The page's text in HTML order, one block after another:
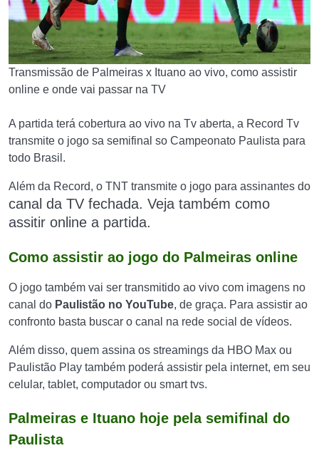
Transmissão de Palmeiras x Ituano ao vivo, como assistir
online e onde vai passar na TV
A partida terá cobertura ao vivo na Tv aberta, a Record Tv
transmite o jogo sa semifinal so Campeonato Paulista para
todo Brasil.
Além da Record, o TNT transmite o jogo para assinantes do
canal da TV fechada. Veja também como
assitir online a partida.
Como assistir ao jogo do Palmeiras online
O jogo também vai ser transmitido ao vivo com imagens no
canal do Paulistão no YouTube, de graça. Para assistir ao
confronto basta buscar o canal na rede social de vídeos.
Além disso, quem assina os streamings da HBO Max ou
Paulistão Play também poderá assistir pela internet, em seu
celular, tablet, computador ou smart tvs.
Palmeiras e Ituano hoje pela semifinal do
Paulista